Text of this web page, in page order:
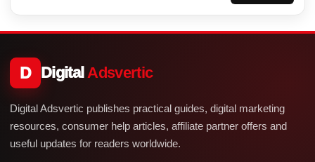
D DigitalAdsvertic
Digital Adsvertic publishes practical guides, digital marketing
resources, consumer help articles, affiliate partner offers and
useful updates for readers worldwide.